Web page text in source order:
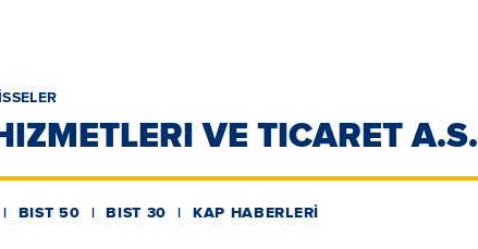
VE TICARET A.S.
BIST 50 BIST 30 KAP HABERLERİ